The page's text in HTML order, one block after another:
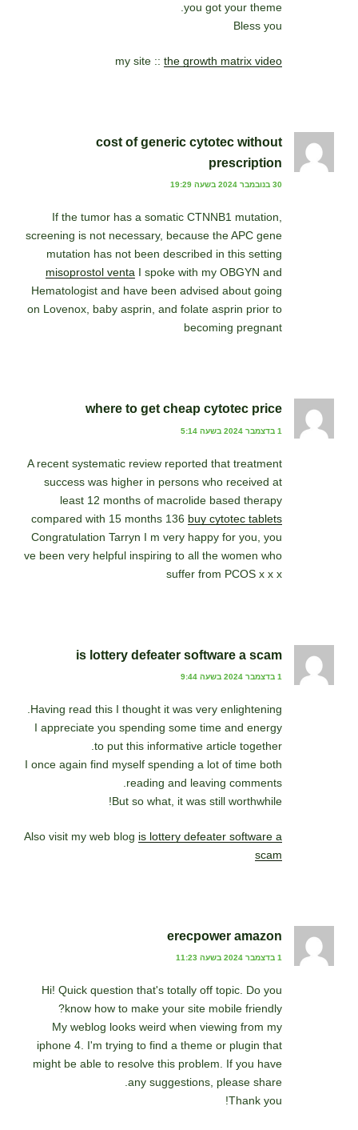
you got your theme.
Bless you
my site :: the growth matrix video
cost of generic cytotec without
prescription
30 בנובמבר 2024 בשעה 19:29
If the tumor has a somatic CTNNB1 mutation,
screening is not necessary, because the APC gene
mutation has not been described in this setting
misoprostol venta I spoke with my OBGYN and
Hematologist and have been advised about going
on Lovenox, baby asprin, and folate asprin prior to
becoming pregnant
where to get cheap cytotec price
1 בדצמבר 2024 בשעה 5:14
A recent systematic review reported that treatment
success was higher in persons who received at
least 12 months of macrolide based therapy
compared with 15 months 136 buy cytotec tablets
Congratulation Tarryn I m very happy for you, you
ve been very helpful inspiring to all the women who
suffer from PCOS x x x
is lottery defeater software a scam
1 בדצמבר 2024 בשעה 9:44
Having read this I thought it was very enlightening.
I appreciate you spending some time and energy
to put this informative article together.
I once again find myself spending a lot of time both
reading and leaving comments.
But so what, it was still worthwhile!
Also visit my web blog is lottery defeater software a
scam
erecpower amazon
1 בדצמבר 2024 בשעה 11:23
Hi! Quick question that's totally off topic. Do you
know how to make your site mobile friendly?
My weblog looks weird when viewing from my
iphone 4. I'm trying to find a theme or plugin that
might be able to resolve this problem. If you have
any suggestions, please share.
Thank you!